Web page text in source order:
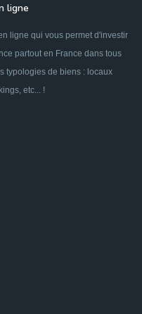
ligne
ligne qui vous permet d'investir
partout en France dans tous
typologies de biens : locaux
etc... !